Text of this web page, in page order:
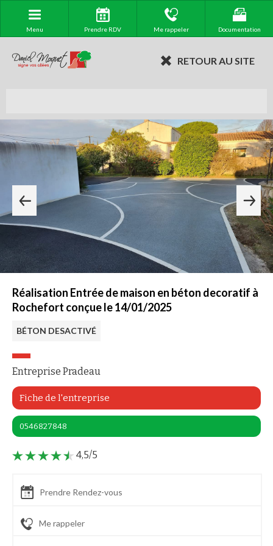
Menu Prendre RDV Me rappeler Documentation
RETOUR AU SITE
Réalisation Entrée de maison en béton decoratif à
Rochefort conçue le 14/01/2025
BÉTON DESACTIVÉ
Entreprise Pradeau
Fiche de l'entreprise
0546827848
4,5/5
Prendre Rendez-vous
Me rappeler